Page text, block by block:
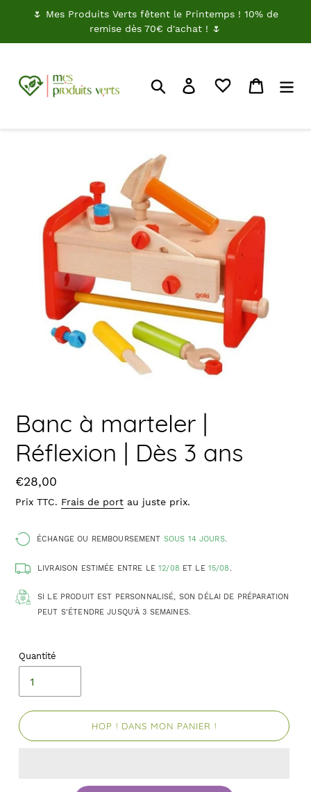
🌷 Mes Produits Verts fêtent le Printemps ! 10% de
remise dès 70€ d'achat ! 🌷
RechercherJe me connectePanier
Banc à marteler |
Réflexion | Dès 3 ans
Prix
€28,00
Prix TTC. Frais de port au juste prix.
ÉCHANGE OU REMBOURSEMENT SOUS 14 JOURS.
LIVRAISON ESTIMÉE ENTRE LE12/08 ET LE 15/08.
SI LE PRODUIT EST PERSONNALISÉ, SON DÉLAI DE PRÉPARATION
PEUT S'ÉTENDRE JUSQU'À 3 SEMAINES.
Quantité
HOP ! DANS MON PANIER !